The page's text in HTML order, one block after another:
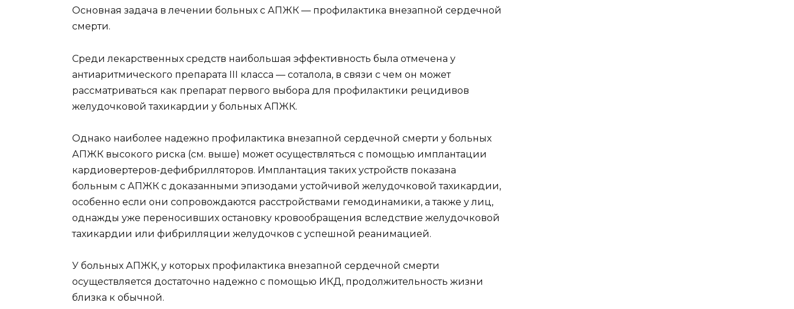
Основная задача в лечении больных с АПЖК — профилактика внезапной сердечной
смерти.
Среди лекарственных средств наибольшая эффективность была отмечена у
антиаритмического препарата III класса — соталола, в связи с чем он может
рассматриваться как препарат первого выбора для профилактики рецидивов
желудочковой тахикардии у больных АПЖК.
Однако наиболее надежно профилактика внезапной сердечной смерти у больных
АПЖК высокого риска (см. выше) может осуществляться с помощью имплантации
кардиовертеров-дефибрилляторов. Имплантация таких устройств показана
больным с АПЖК с доказанными эпизодами устойчивой желудочковой тахикардии,
особенно если они сопровождаются расстройствами гемодинамики, а также у лиц,
однажды уже переносивших остановку кровообращения вследствие желудочковой
тахикардии или фибрилляции желудочков с успешной реанимацией.
У больных АПЖК, у которых профилактика внезапной сердечной смерти
осуществляется достаточно надежно с помощью ИКД, продолжительность жизни
близка к обычной.